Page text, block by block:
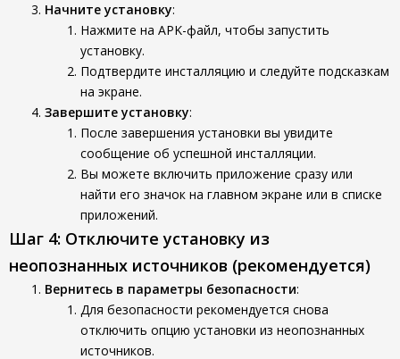
Начните установку:
Нажмите на APK-файл, чтобы запустить
установку.
Подтвердите инсталляцию и следуйте подсказкам
на экране.
Завершите установку:
После завершения установки вы увидите
сообщение об успешной инсталляции.
Вы можете включить приложение сразу или
найти его значок на главном экране или в списке
приложений.
Шаг 4: Отключите установку из
неопознанных источников (рекомендуется)
Вернитесь в параметры безопасности:
Для безопасности рекомендуется снова
отключить опцию установки из неопознанных
источников.